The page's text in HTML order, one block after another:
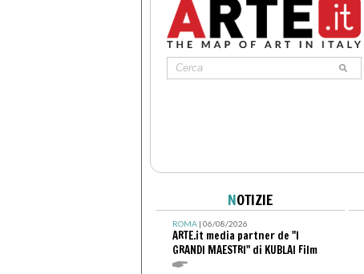
NOTIZIE
ROMA| 06/08/2026
ARTE.it media partner de "I
GRANDI MAESTRI" di KUBLAI Film